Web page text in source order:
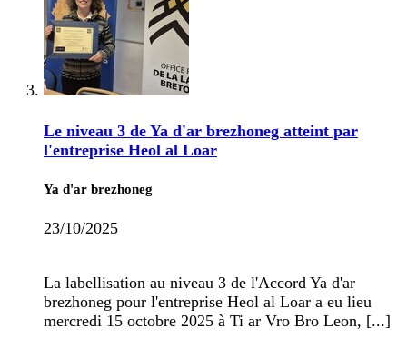
Le niveau 3 de Ya d'ar brezhoneg atteint par
l'entreprise Heol al Loar
Ya d'ar brezhoneg
23/10/2025
La labellisation au niveau 3 de l'Accord Ya d'ar
brezhoneg pour l'entreprise Heol al Loar a eu lieu
mercredi 15 octobre 2025 à Ti ar Vro Bro Leon, [...]